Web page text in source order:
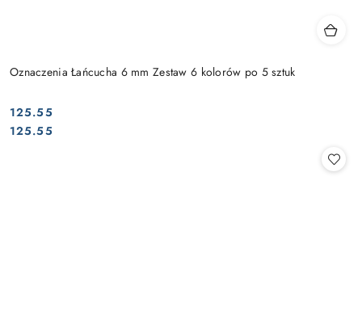
Oznaczenia Łańcucha 6 mm Zestaw 6 kolorów po 5 sztuk
Cena:
125.55
Cena:
125.55